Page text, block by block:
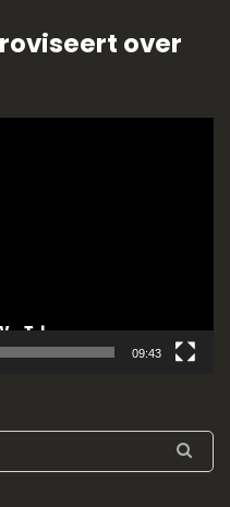
over
09:43